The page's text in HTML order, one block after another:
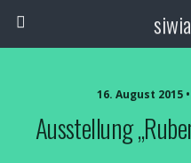
16. August 2015
Ausstellung